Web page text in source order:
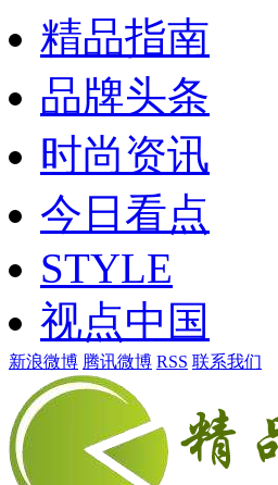
精品指南
品牌头条
时尚资讯
今日看点
STYLE
视点中国
新浪微博 腾讯微博 RSS 联系我们